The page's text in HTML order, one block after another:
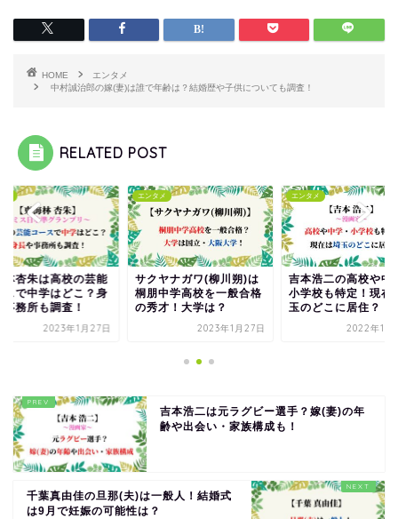
HOME
エンタメ
中村誠治郎の嫁(妻)は誰で年齢は？結婚歴や子供についても調査！
RELATED POST
林杏朱は高校の芸能
スで中学はどこ？身
事務所も調査！
2023年1月27日
エンタメ
サクヤナガワ(柳川朔)は
桐朋中学高校を一般合格
の秀才！大学は？
2023年1月27日
エンタメ
吉本浩二の高校や中
小学校も特定！現在
玉のどこに居住？
2022年11
吉本浩二は元ラグビー選手？嫁(妻)の年
齢や出会い・家族構成も！
千葉真由佳の旦那(夫)は一般人！結婚式
は9月で妊娠の可能性は？